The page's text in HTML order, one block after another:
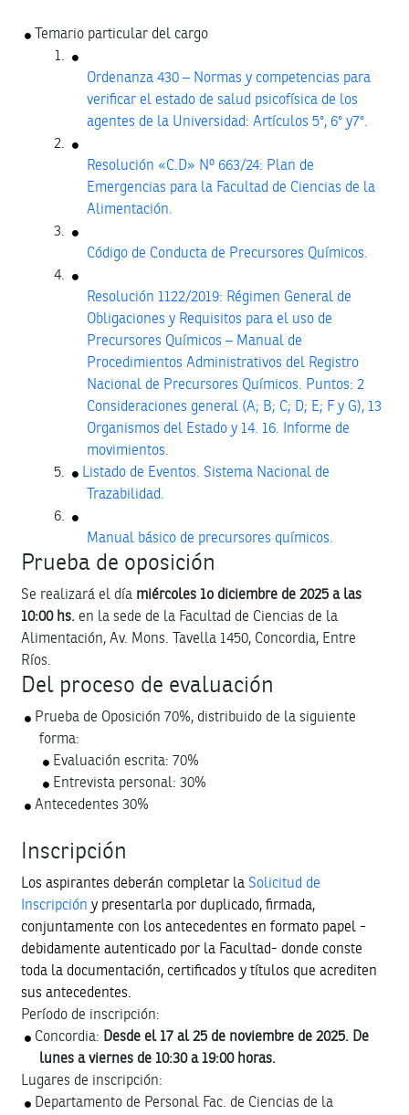
Temario particular del cargo
Ordenanza 430 – Normas y competencias para
verificar el estado de salud psicofísica de los
agentes de la Universidad: Artículos 5°, 6° y7°.
Resolución «C.D» Nº 663/24: Plan de
Emergencias para la Facultad de Ciencias de la
Alimentación.
Código de Conducta de Precursores Químicos.
Resolución 1122/2019: Régimen General de
Obligaciones y Requisitos para el uso de
Precursores Químicos – Manual de
Procedimientos Administrativos del Registro
Nacional de Precursores Químicos. Puntos: 2
Consideraciones general (A; B; C; D; E; F y G), 13
Organismos del Estado y 14. 16. Informe de
movimientos.
Listado de Eventos. Sistema Nacional de
Trazabilidad.
Manual básico de precursores químicos.
Prueba de oposición
Se realizará el día miércoles 1o diciembre de 2025 a las
10:00 hs. en la sede de la Facultad de Ciencias de la
Alimentación, Av. Mons. Tavella 1450, Concordia, Entre
Ríos.
Del proceso de evaluación
Prueba de Oposición 70%, distribuido de la siguiente
forma:
Evaluación escrita: 70%
Entrevista personal: 30%
Antecedentes 30%
Inscripción
Los aspirantes deberán completar laSolicitud de
Inscripción y presentarla por duplicado, firmada,
conjuntamente con los antecedentes en formato papel -
debidamente autenticado por la Facultad- donde conste
toda la documentación, certificados y títulos que acrediten
sus antecedentes.
Período de inscripción:
Concordia: Desde el 17 al 25 de noviembre de 2025. De
lunes a viernes de 10:30 a 19:00 horas.
Lugares de inscripción:
Departamento de Personal Fac. de Ciencias de la